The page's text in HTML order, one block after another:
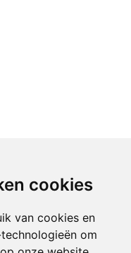
cookies
van cookies en
om